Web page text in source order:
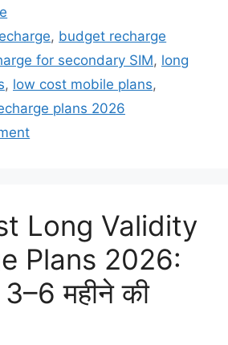
, budget recharge
for secondary SIM, long
, low cost mobile plans,
plans 2026
Long Validity
Plans 2026:
महीने की